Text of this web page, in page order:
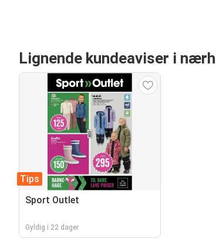
Lignende kundeaviser i
Tips
Sport Outlet
Gyldig i 22 dager